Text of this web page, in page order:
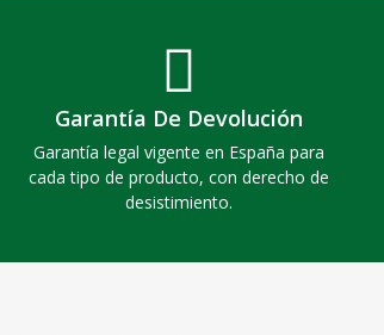
Garantía De Devolución
Garantía legal vigente en España para
cada tipo de producto, con derecho de
desistimiento.